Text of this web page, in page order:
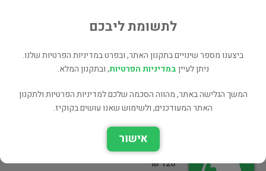
95 ₪
חשבון אינפיניטסימלי 1 [3 כרכים,
האוניברסיטה…
אקדמיה כללי
120 ₪
לתשומת ליבכם
ביצענו מספר שינויים בתקנון האתר, ובפרט במדיניות הפרטיות שלנו.
ניתן לעייןבמדיניות הפרטיות, ובתקנון המלא.
המשך הגלישה באתר, מהווה הסכמה שלכם למדיניות הפרטיות ולתקנון
האתר המעודכנים, ולשימוש שאנו עושים בקוקיז.
אישור